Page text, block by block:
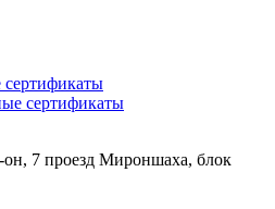
сертификаты
7 проезд Мироншаха, блок